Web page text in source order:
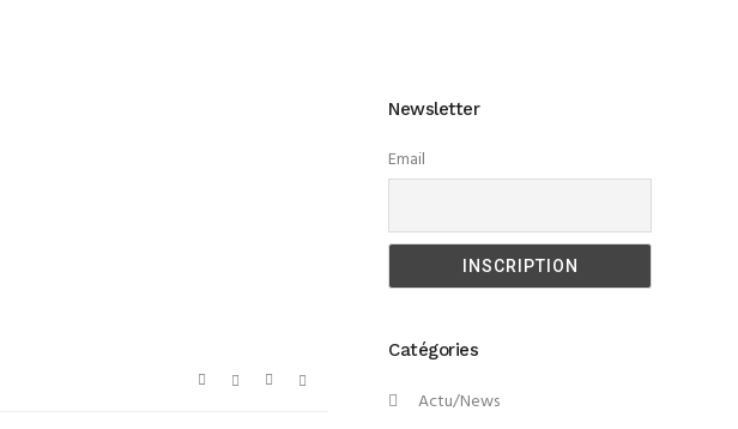
Newsletter
Email
Catégories
Actu/News